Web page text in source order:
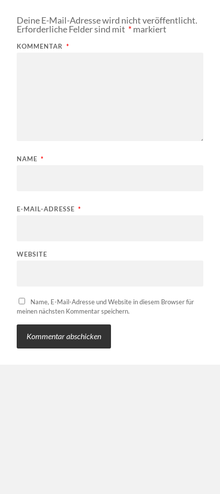
Deine E-Mail-Adresse wird nicht veröffentlicht.
Erforderliche Felder sind mit *markiert
KOMMENTAR *
NAME *
E-MAIL-ADRESSE *
WEBSITE
Name, E-Mail-Adresse und Website in diesem Browser für
meinen nächsten Kommentar speichern.